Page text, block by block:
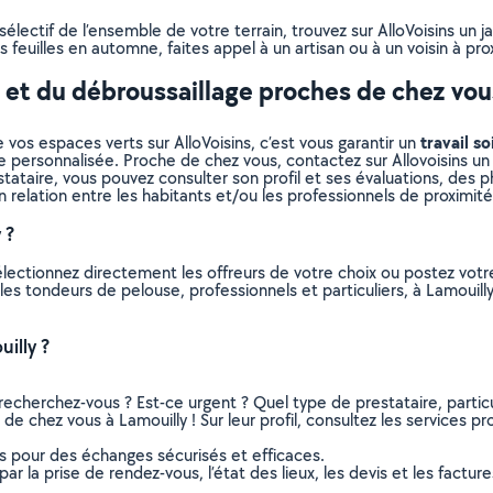
de l’ensemble de votre terrain, trouvez sur AlloVoisins un
en automne, faites appel à un artisan ou à un voisin à
du débroussaillage proches de chez
espaces verts sur AlloVoisins, c’est vous garantir untravail
Proche de chez vous, contactez sur Allovoisins
vous pouvez consulter son profil et ses évaluations, des
relation entre les habitants et/ou les professionnels de
directement les offreurs de votre choix ou postez
tondeurs de pelouse, professionnels et particuliers, à
?
vous ? Est-ce urgent ? Quel type de prestataire,
chez vous à Lamouilly ! Sur leur profil, consultez les services
pour des échanges sécurisés et efficaces.
la prise de rendez-vous, l’état des lieux, les devis et les